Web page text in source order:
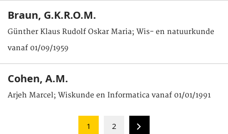
Braun, G.K.R.O.M.
Günther Klaus Rudolf Oskar Maria; Wis- en natuurkunde
vanaf 01/09/1959
Cohen, A.M.
Arjeh Marcel; Wiskunde en Informatica vanaf 01/01/1991
1 2